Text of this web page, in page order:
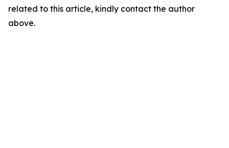
related to this article, kindly contact the author
above.